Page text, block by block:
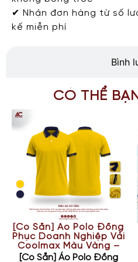
Bình
✔ Nhận đơn hàng từ số
kế miễn phí
CÓ THỂ
[Có Sẵn] Áo Polo Đồng
Phục Doanh Nghiệp Vải
Coolmax Màu Vàng –
The Basic
[Có Sẵn] Áo Polo Đồng